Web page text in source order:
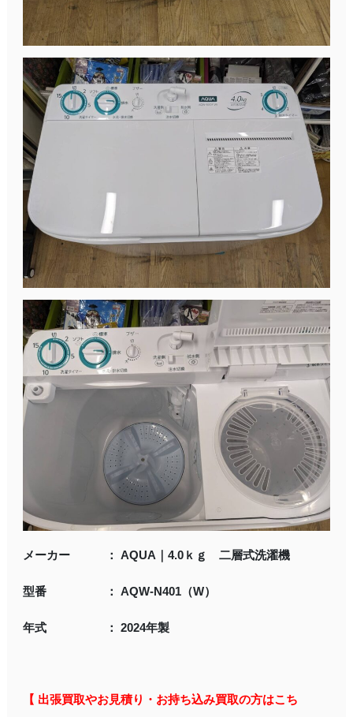
メーカー ： AQUA｜4.0ｋｇ 二層式洗濯機
型番 ： AQW-N401（W）
年式 ： 2024年製
【 出張買取やお見積り・お持ち込み買取の方はこち